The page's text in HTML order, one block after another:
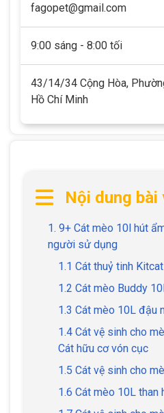
Chính sách mua hàng
Chính sách bảo hành
Chính
Nội dung bài
1. 9+ Cát mèo 10l hút
người sử dụng
1.1 Cát thuỷ tinh
1.2 Cát mèo Buddy
1.3 Cát mèo 10L đậu
1.4 Cát vệ sinh cho
Cát hữu cơ vón cục
1.5 Cát vệ sinh cho
1.6 Cát mèo 10L than
fagopet@gmail.com
9:00 sáng - 8:00 tối
43/14/34 Cộng Hòa,
Hồ Chí Minh